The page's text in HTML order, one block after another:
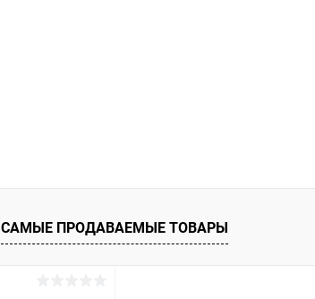
САМЫЕ ПРОДАВАЕМЫЕ ТОВАРЫ